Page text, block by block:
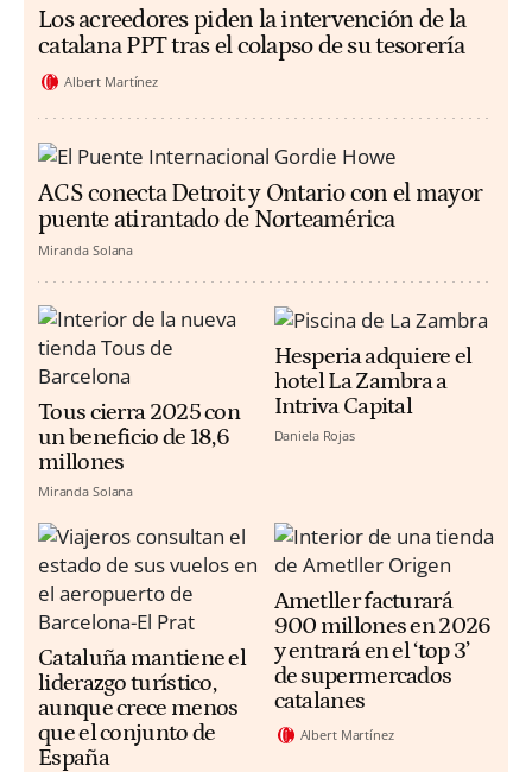
Los acreedores piden la intervención de la
catalana PPT tras el colapso de su tesorería
Albert Martínez
ACS conecta Detroit y Ontario con el mayor
puente atirantado de Norteamérica
Miranda Solana
Tous cierra 2025 con
un beneficio de 18,6
millones
Miranda Solana
Hesperia adquiere el
hotel La Zambra a
Intriva Capital
Daniela Rojas
Cataluña mantiene el
liderazgo turístico,
aunque crece menos
que el conjunto de
España
Ametller facturará
900 millones en 2026
y entrará en el ‘top 3’
de supermercados
catalanes
Albert Martínez